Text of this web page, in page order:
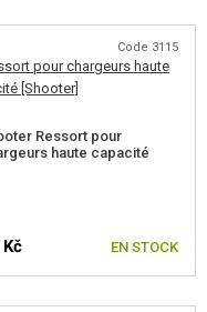
Code 3115
Ressort pour
haute capacité
EN STOCK